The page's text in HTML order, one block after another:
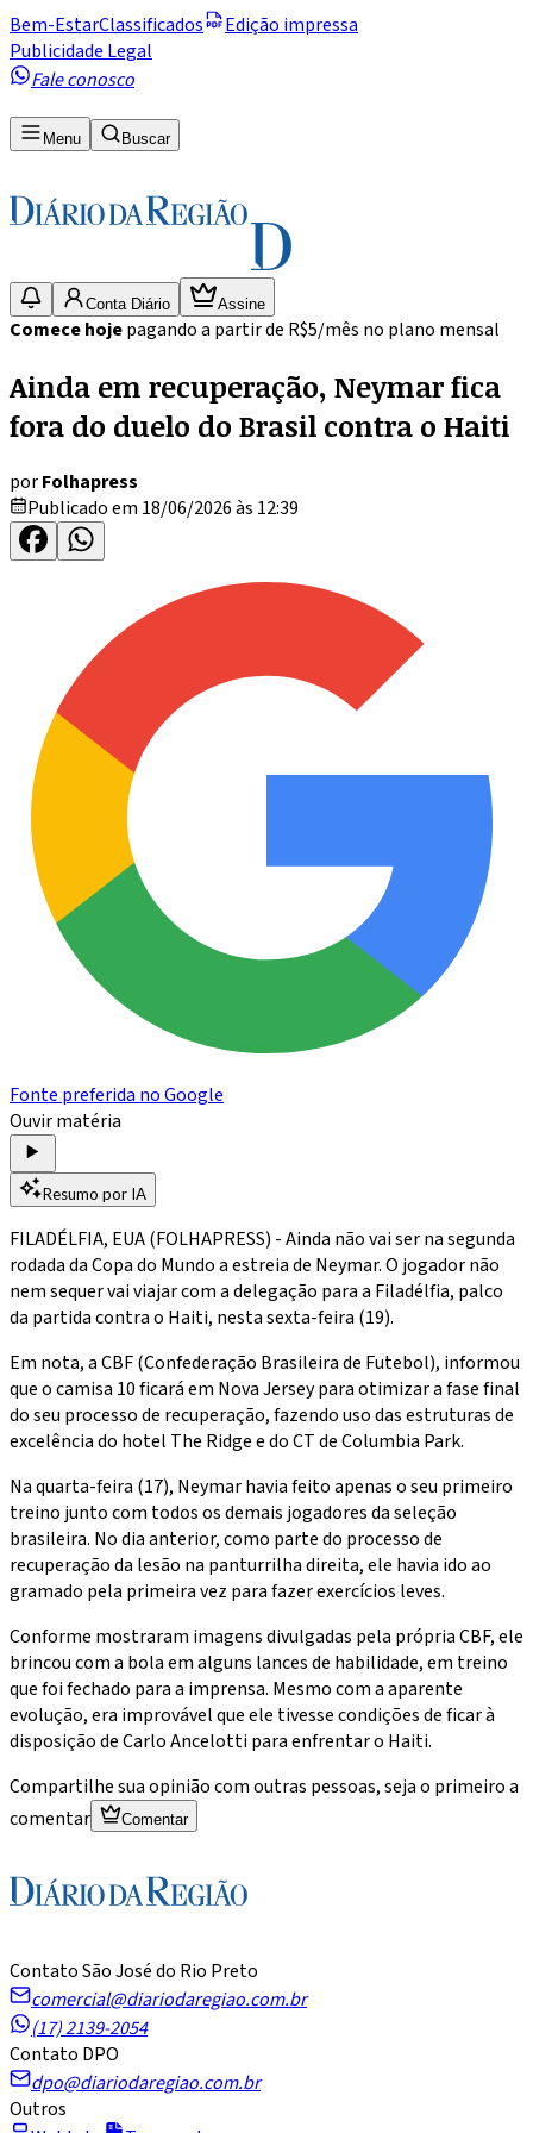
Bem-EstarClassificados
Edição impressa
Publicidade Legal
Fale conosco
Menu Buscar
Conta Diário Assine
Comece hojepagando a partir de R$5/mês no plano mensal
Ainda em recuperação, Neymar fica
fora do duelo do Brasil contra o Haiti
porFolhapress
Publicado em 18/06/2026 às 12:39
Fonte preferida no Google
Ouvir matéria
Resumo por IA
FILADÉLFIA, EUA (FOLHAPRESS) - Ainda não vai ser na segunda
rodada da Copa do Mundo a estreia de Neymar. O jogador não
nem sequer vai viajar com a delegação para a Filadélfia, palco
da partida contra o Haiti, nesta sexta-feira (19).
Em nota, a CBF (Confederação Brasileira de Futebol), informou
que o camisa 10 ficará em Nova Jersey para otimizar a fase final
do seu processo de recuperação, fazendo uso das estruturas de
excelência do hotel The Ridge e do CT de Columbia Park.
Na quarta-feira (17), Neymar havia feito apenas o seu primeiro
treino junto com todos os demais jogadores da seleção
brasileira. No dia anterior, como parte do processo de
recuperação da lesão na panturrilha direita, ele havia ido ao
gramado pela primeira vez para fazer exercícios leves.
Conforme mostraram imagens divulgadas pela própria CBF, ele
brincou com a bola em alguns lances de habilidade, em treino
que foi fechado para a imprensa. Mesmo com a aparente
evolução, era improvável que ele tivesse condições de ficar à
disposição de Carlo Ancelotti para enfrentar o Haiti.
Compartilhe sua opinião com outras pessoas, seja o primeiro a
comentar
Comentar
Contato São José do Rio Preto
comercial@diariodaregiao.com.br
(17) 2139-2054
Contato DPO
dpo@diariodaregiao.com.br
Outros